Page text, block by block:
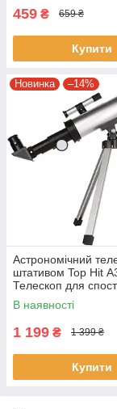
459 ₴ 659 ₴
Купити
Новинка –14%
Астрономічний
штативом Top Hit
Телескоп для
за зірками
В наявності
1 199 ₴ 1 399 ₴
Купити